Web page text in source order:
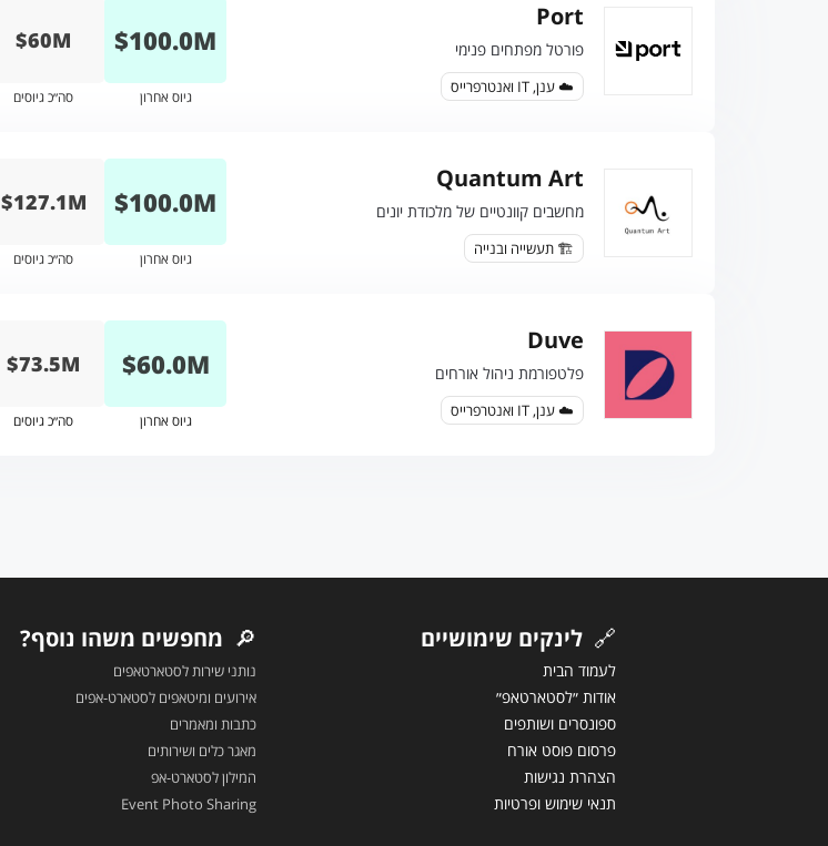
Port
פורטל מפתחים פנימי
☁️ ענן, IT ואנטרפרייס
M
100.0
$
גיוס אחרון
$60M
סה״כ גיוסים
Quantum Art
מחשבים קוונטיים של מלכודת יונים
🏗️ תעשייה ובנייה
M
100.0
$
גיוס אחרון
$127.1M
סה״כ גיוסים
Duve
פלטפורמת ניהול אורחים
☁️ ענן, IT ואנטרפרייס
M
60.0
$
גיוס אחרון
$73.5M
סה״כ גיוסים
🔗 לינקים שימושיים
לעמוד הבית
אודות ״לסטארטאפ״
ספונסרים ושותפים
פרסום פוסט אורח
הצהרת נגישות
תנאי שימוש ופרטיות
🔎 מחפשים משהו נוסף?
נותני שירות לסטארטאפים
אירועים ומיטאפים לסטארט-אפים
כתבות ומאמרים
מאגר כלים ושירותים
המילון לסטארט-אפ
Event Photo Sharing